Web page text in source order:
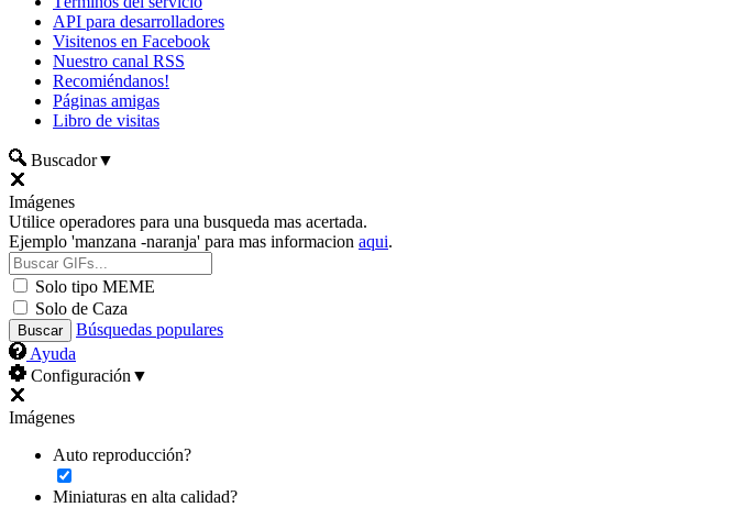
API para desarrolladores
Visitenos en Facebook
Nuestro canal RSS
Recomiéndanos!
Páginas amigas
Libro de visitas
Buscador▼
Imágenes
Utilice operadores para una busqueda mas acertada.
Ejemplo 'manzana -naranja' para mas informacion aqui.
Solo tipo MEME
Solo de Caza
Búsquedas populares
Ayuda
Configuración ▼
Imágenes
Auto reproducción?
Miniaturas en alta calidad?